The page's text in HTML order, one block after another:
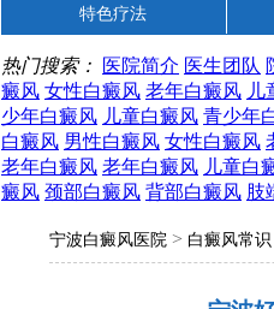
特色疗法
热门搜索： 医院简介 医生团队
癜风 女性白癜风 老年白癜风 儿
少年白癜风 儿童白癜风 青少年
白癜风 男性白癜风 女性白癜风
老年白癜风 老年白癜风 儿童白
癜风 颈部白癜风 背部白癜风 肢
宁波白癜风医院 > 白癜风常识